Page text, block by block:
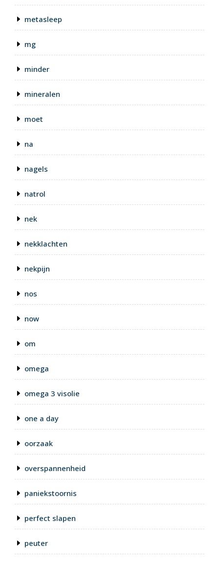
metasleep
mg
minder
mineralen
moet
na
nagels
natrol
nek
nekklachten
nekpijn
nos
now
om
omega
omega 3 visolie
one a day
oorzaak
overspannenheid
paniekstoornis
perfect slapen
peuter